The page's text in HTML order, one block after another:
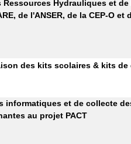
Hydrauliques et
de l'ANSER, de la CEP-O et
des kits scolaires & kits de
informatiques et de collecte
au projet PACT